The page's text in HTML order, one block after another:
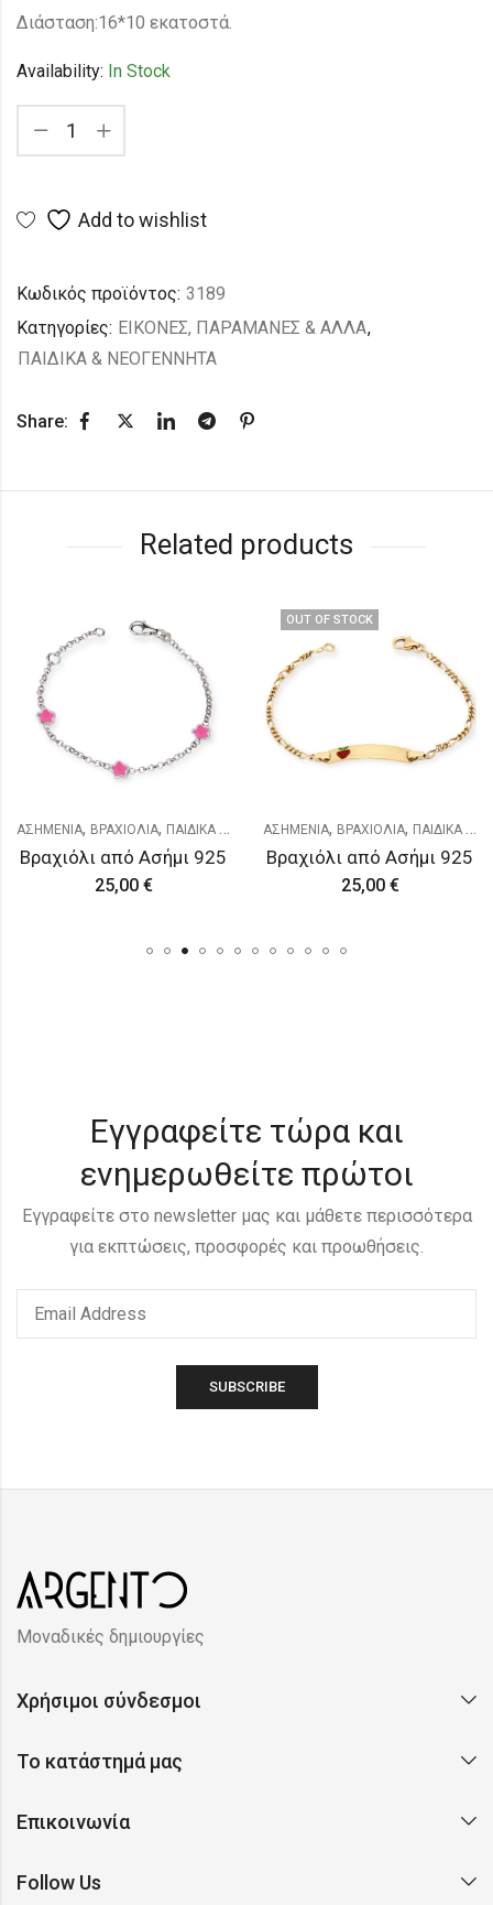
Διάσταση:16*10 εκατοστά.
Availability: In Stock
Add to wishlist
Κωδικός προϊόντος: 3189
Κατηγορίες: ΕΙΚΟΝΕΣ, ΠΑΡΑΜΑΝΕΣ & ΑΛΛΑ,
ΠΑΙΔΙΚΑ & ΝΕΟΓΕΝΝΗΤΑ
Share:
Related products
ΑΣΗΜΕΝΙΑ ,ΒΡΑΧΙΟΛΙΑ,ΠΑΙΔΙΚΑ & ΝΕΟΓΕΝΝΗΤΑ
Βραχιόλι από Ασήμι 925
25,00€
OUT OF STOCK
ΑΣΗΜΕΝΙΑ ,ΒΡΑΧΙΟΛΙΑ,ΠΑΙΔΙΚΑ & ΝΕΟΓΕΝΝΗΤΑ
Βραχιόλι από Ασήμι 925
25,00€
Εγγραφείτε τώρα και
ενημερωθείτε πρώτοι
Εγγραφείτε στο newsletter μας και μάθετε περισσότερα
για εκπτώσεις, προσφορές και προωθήσεις.
Μοναδικές δημιουργίες
Χρήσιμοι σύνδεσμοι
Το κατάστημά μας
Επικοινωνία
Follow Us